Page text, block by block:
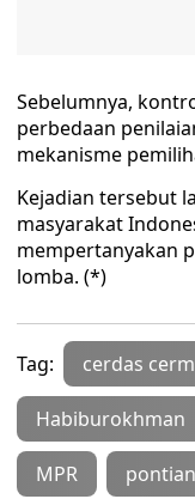
Sebelumnya,
perbedaan
mekanisme
Kejadian tersebut
masyarakat
mempertanyakan
lomba. (*)
Tag: cerdas
Habiburokhman
MPR